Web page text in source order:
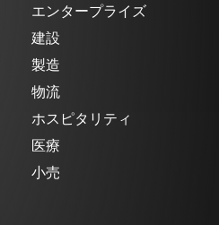
エンタープライズ
建設
製造
物流
ホスピタリティ
医療
小売